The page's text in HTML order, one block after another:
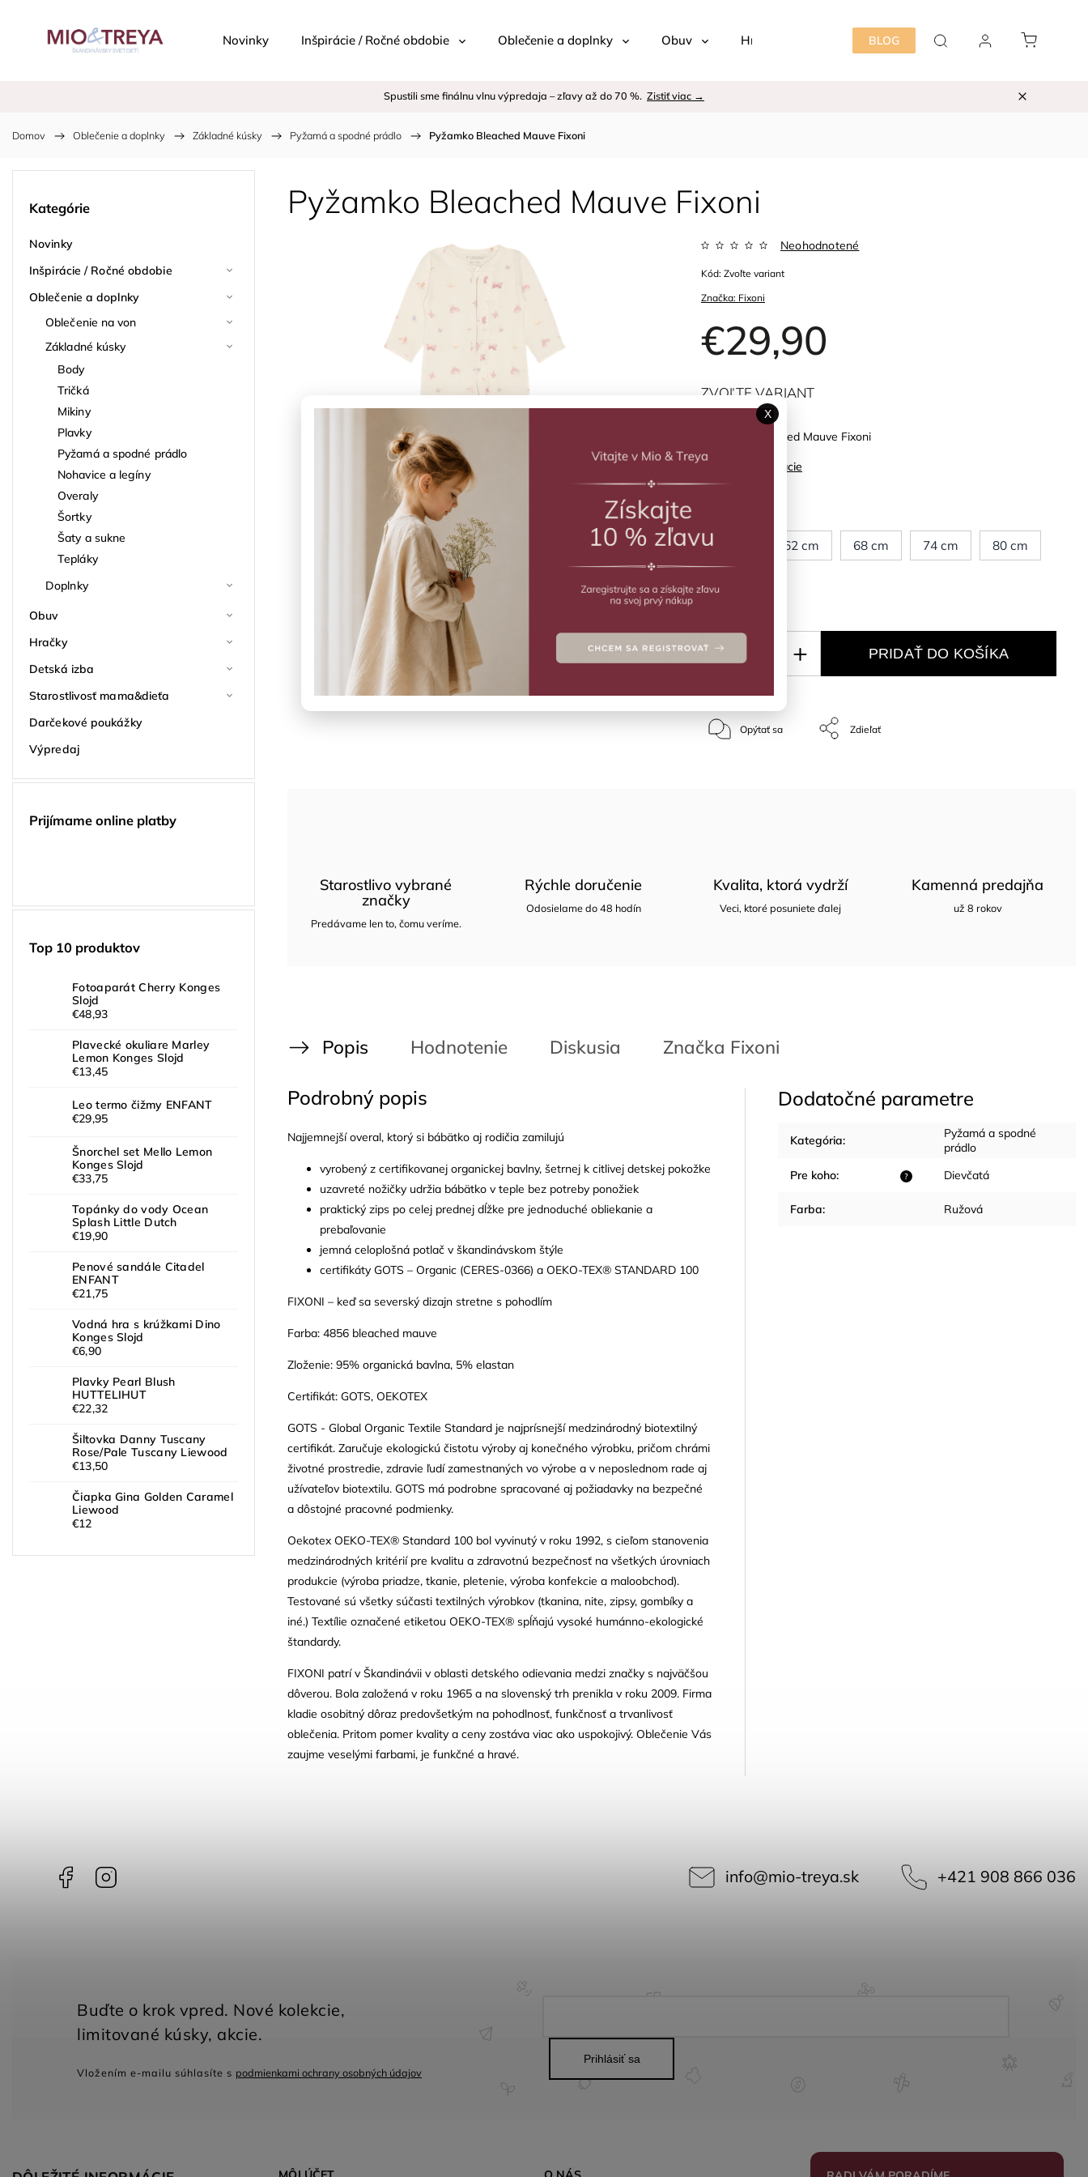
BLOG
Novinky Inšpirácie / Ročné obdobie Oblečenie a doplnky Obuv Hračky Detská izba Starostlivosť
Spustili sme finálnu vlnu výpredaja – zľavy až do 70 %. Zistiť viac →
Domov / Oblečenie a doplnky / Základné kúsky / Pyžamá a spodné prádlo / Pyžamko Bleached Mauve Fixoni
Kategórie
Novinky
Inšpirácie / Ročné obdobie
Oblečenie a doplnky
Oblečenie na von
Základné kúsky
Body
Tričká
Mikiny
Plavky
Pyžamá a spodné prádlo
Nohavice a legíny
Overaly
Šortky
Šaty a sukne
Tepláky
Doplnky
Obuv
Hračky
Detská izba
Starostlivosť mama&dieťa
Darčekové poukážky
Výpredaj
Prijímame online platby
Top 10 produktov
Fotoaparát Cherry Konges
Slojd
€48,93
Plavecké okuliare Marley
Lemon Konges Slojd
€13,45
Leo termo čižmy ENFANT
€29,95
Šnorchel set Mello Lemon
Konges Slojd
€33,75
Topánky do vody Ocean
Splash Little Dutch
€19,90
Penové sandále Citadel
ENFANT
€21,75
Vodná hra s krúžkami Dino
Konges Slojd
€6,90
Plavky Pearl Blush
HUTTELIHUT
€22,32
Šiltovka Danny Tuscany
Rose/Pale Tuscany Liewood
€13,50
Čiapka Gina Golden Caramel
Liewood
€12
Pyžamko Bleached Mauve Fixoni
Značka: Fixoni
Neohodnotené
€29,90
Kód: Zvoľte variant
Pyžamko Bleached Mauve Fixoni
Detailné informácie
62 cm 68 cm 74 cm 80 cm
86 cm
ZVOĽTE VARIANT
PRIDAŤ DO KOŠÍKA
Opýtať sa Zdieľať
Starostlivo vybrané
značky
Predávame len to, čomu veríme.
Rýchle doručenie
Odosielame do 48 hodín
Kvalita, ktorá vydrží
Veci, ktoré posuniete ďalej
Kamenná predajňa
už 8 rokov
Popis Hodnotenie Diskusia Značka Fixoni
Podrobný popis
Najjemnejší overal, ktorý si bábätko aj rodičia zamilujú
vyrobený z certifikovanej organickej bavlny, šetrnej k citlivej detskej pokožke
uzavreté nožičky udržia bábätko v teple bez potreby ponožiek
praktický zips po celej prednej dĺžke pre jednoduché obliekanie a
prebaľovanie
jemná celoplošná potlač v škandinávskom štýle
certifikáty GOTS – Organic (CERES-0366) a OEKO-TEX® STANDARD 100
FIXONI – keď sa severský dizajn stretne s pohodlím
Farba: 4856 bleached mauve
Zloženie: 95% organická bavlna, 5% elastan
Certifikát: GOTS, OEKOTEX
GOTS - Global Organic Textile Standard je najprísnejší medzinárodný biotextilný
certifikát. Zaručuje ekologickú čistotu výroby aj konečného výrobku, pričom chrámi
životné prostredie, zdravie ľudí zamestnaných vo výrobe a v neposlednom rade aj
užívateľov biotextilu. GOTS má podrobne spracované aj požiadavky na bezpečné
a dôstojné pracovné podmienky.
Oekotex OEKO-TEX® Standard 100 bol vyvinutý v roku 1992, s cieľom stanovenia
medzinárodných kritérií pre kvalitu a zdravotnú bezpečnosť na všetkých úrovniach
produkcie (výroba priadze, tkanie, pletenie, výroba konfekcie a maloobchod).
Testované sú všetky súčasti textilných výrobkov (tkanina, nite, zipsy, gombíky a
iné.) Textílie označené etiketou OEKO-TEX® spĺňajú vysoké humánno-ekologické
štandardy.
FIXONI patrí v Škandinávii v oblasti detského odievania medzi značky s najväčšou
dôverou. Bola založená v roku 1965 a na slovenský trh prenikla v roku 2009. Firma
kladie osobitný dôraz predovšetkým na pohodlnosť, funkčnosť a trvanlivosť
oblečenia. Pritom pomer kvality a ceny zostáva viac ako uspokojivý. Oblečenie Vás
zaujme veselými farbami, je funkčné a hravé.
Dodatočné parametre
Kategória:
Pyžamá a spodné
prádlo
?
Pre koho: Dievčatá
Farba: Ružová
Facebook info@mio-treya.sk +421 908 866 036
Vložením e-mailu súhlasíte s podmienkami ochrany osobných údajov
Prihlásiť sa
X